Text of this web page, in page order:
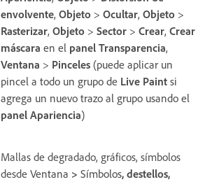
envolvente, Objeto > Ocultar, Objeto >
Rasterizar, Objeto > Sector > Crear, Crear
máscara en el panel Transparencia,
Ventana > Pinceles (puede aplicar un
pincel a todo un grupo de Live Paint si
agrega un nuevo trazo al grupo usando el
panel Apariencia)
Mallas de degradado, gráficos, símbolos
desde Ventana > Símbolos, destellos,